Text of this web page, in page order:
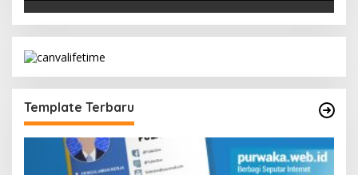
Template Terbaru